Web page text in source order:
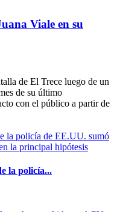
Viale en su
de El Trece luego de un
de su último
con el público a partir de
la policía...